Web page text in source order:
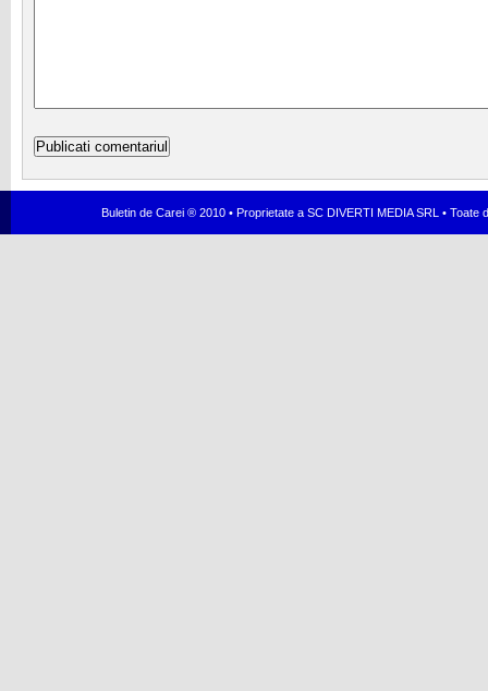
Buletin de Carei ® 2010 • Proprietate a SC DIVERTI MEDIA SRL •